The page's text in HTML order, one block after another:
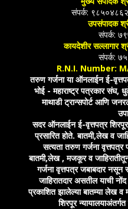
संपर्क:
उपसंपादक
संपर्क:
कायदेशीर सल्लागार
संपर्क:
R.N.I. Number:
तरुण गर्जना या ऑनलाईन ई-
भोई - महाराष्ट्र पत्रकार संघ,
माथाडी ट्रान्सपोर्ट आणि
सदर ऑनलाईन ई-वृत्तपत्र शिरपूर
प्रसारित होते. बातमी,लेख व
सत्यता तरुण गर्जना
बातमी,लेख , मजकूर व
गर्जना वृत्तपत्र जबाबदार नसून
जाहिरातदार असतील याची
प्रकाशित झालेल्या बातम्या लेख व
शिरपूर